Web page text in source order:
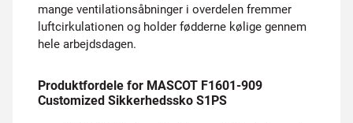
mange ventilationsåbninger i overdelen fremmer
luftcirkulationen og holder fødderne kølige gennem
hele arbejdsdagen.
Produktfordele for MASCOT F1601-909
Customized Sikkerhedssko S1PS